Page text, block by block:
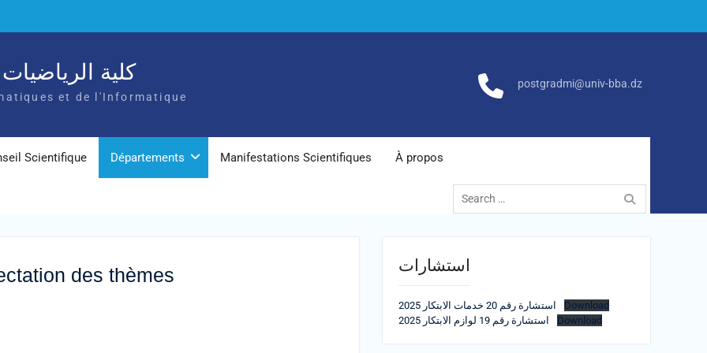
كلية الرياضيات
et de l'Informatique
postgradmi@univ-bba.dz
Scientifique Départements Manifestations Scientifiques À propos
Search
for:
des thèmes استشارات
استشارة رقم 20 خدمات الابتكار 2025
Download
استشارة رقم 19 لوازم الابتكار 2025
Download